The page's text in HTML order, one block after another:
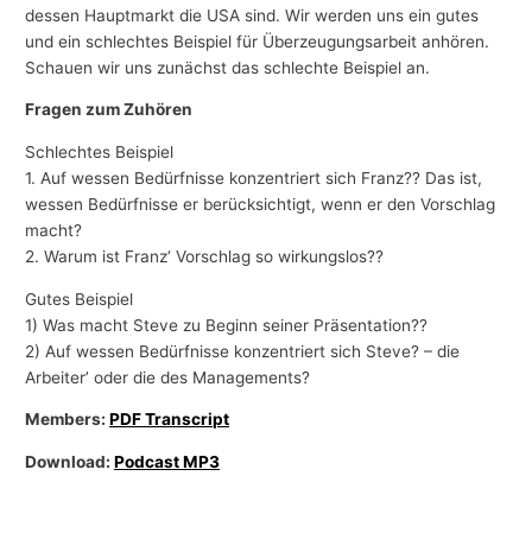
dessen Hauptmarkt die USA sind. Wir werden uns ein gutes
und ein schlechtes Beispiel für Überzeugungsarbeit anhören.
Schauen wir uns zunächst das schlechte Beispiel an.
Fragen zum Zuhören
Schlechtes Beispiel
1. Auf wessen Bedürfnisse konzentriert sich Franz?? Das ist,
wessen Bedürfnisse er berücksichtigt, wenn er den Vorschlag
macht?
2. Warum ist Franz‘ Vorschlag so wirkungslos??
Gutes Beispiel
1) Was macht Steve zu Beginn seiner Präsentation??
2) Auf wessen Bedürfnisse konzentriert sich Steve? – die
Arbeiter’ oder die des Managements?
Members:PDF Transcript
Download:Podcast MP3